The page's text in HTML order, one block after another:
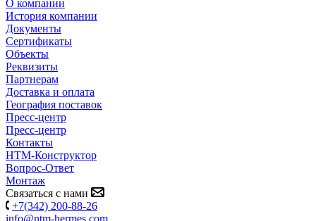
О компании
История компании
Документы
Сертификаты
Объекты
Реквизиты
Партнерам
Доставка и оплата
География поставок
Пресс-центр
Пресс-центр
Контакты
НТМ-Конструктор
Вопрос-Ответ
Монтаж
Связаться с нами
+7(342) 200-88-26
info@ntm-hermes.com